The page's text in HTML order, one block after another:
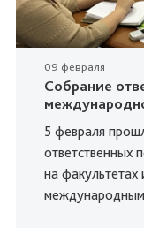
09 февраля
Собрание
5 февраля
ответственных
на факультетах
международным